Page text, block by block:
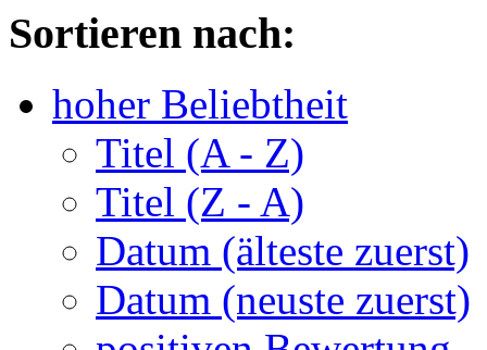
Sortieren nach:
hoher Beliebtheit
Titel (A - Z)
Titel (Z - A)
Datum (älteste zuerst)
Datum (neuste zuerst)